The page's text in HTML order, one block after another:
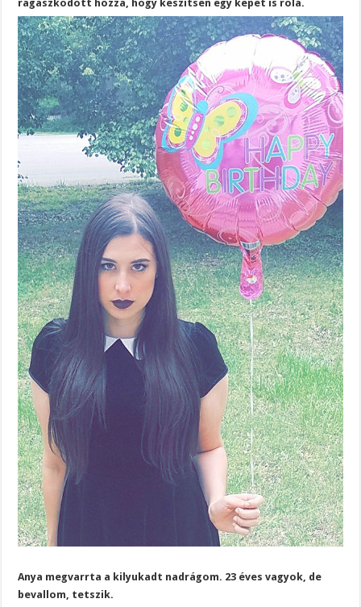
ragaszkodott hozzá, hogy készítsen egy képet is róla.
Anya megvarrta a kilyukadt nadrágom. 23 éves vagyok, de
bevallom, tetszik.